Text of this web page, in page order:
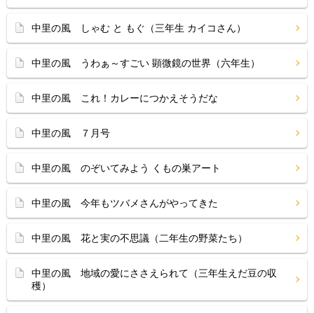
中里の風 しゃむ と もぐ（三年生 カイコさん）
中里の風 うわぁ～すごい 顕微鏡の世界（六年生）
中里の風 これ！カレーにつかえそうだな
中里の風 ７月号
中里の風 のぞいてみよう くもの巣アート
中里の風 今年もツバメさんがやってきた
中里の風 花と実の不思議（二年生の野菜たち）
中里の風 地域の愛にささえられて（三年生えだ豆の収
穫）